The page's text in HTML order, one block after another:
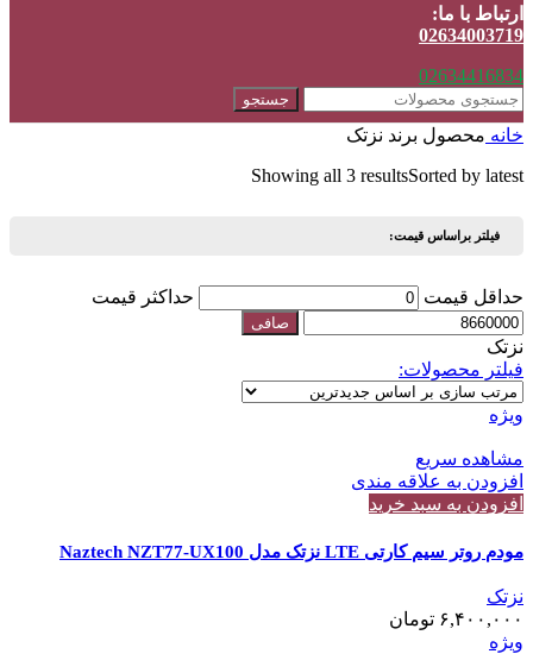
ارتباط با ما:
02634003719
02634416834
جستجو
خانه محصول برند نزتک
Showing all 3 resultsSorted by latest
فیلتر براساس قیمت:
حداقل قیمت حداكثر قيمت
صافی
نزتک
فیلتر محصولات:
ویژه
مشاهده سریع
افزودن به علاقه مندی
افزودن به سبد خرید
مودم روتر سیم کارتی LTE نزتک مدل Naztech NZT77-UX100
نزتک
۶,۴۰۰,۰۰۰ تومان
ویژه